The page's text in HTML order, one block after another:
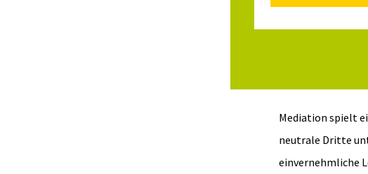
Mediation spielt
neutrale Dritte
einvernehmliche